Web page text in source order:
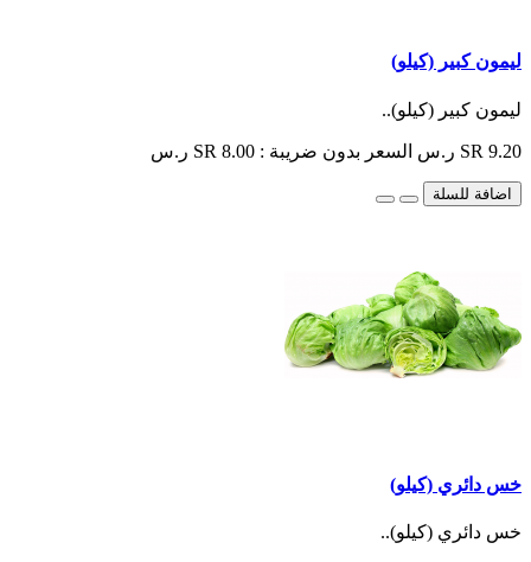
ليمون كبير (كيلو)
ليمون كبير (كيلو)..
SR 9.20 ر.س السعر بدون ضريبة : SR 8.00 ر.س
اضافة للسلة
خس دائري (كيلو)
خس دائري (كيلو)..